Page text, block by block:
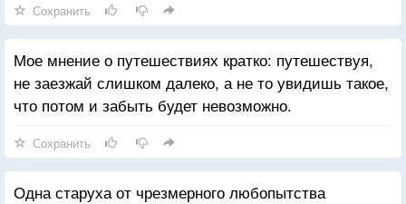
Сохранить
Мое мнение о путешествиях кратко: путешествуя,
не заезжай слишком далеко, а не то увидишь такое,
что потом и забыть будет невозможно.
Сохранить
Одна старуха от чрезмерного любопытства